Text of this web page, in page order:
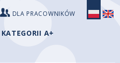
DLA PRACOWNIKÓW
A+